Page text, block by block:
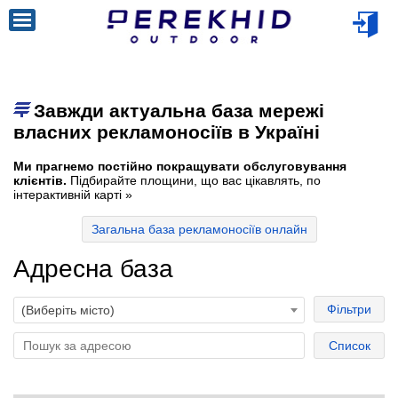
Завжди актуальна база мережі
власних рекламоносіїв в Україні
Ми прагнемо постійно покращувати обслуговування
клієнтів. Підбирайте площини, що вас цікавлять, по
інтерактивній карті »
Загальна база рекламоносіїв онлайн
Адресна база
(Виберіть місто) Фільтри
Список